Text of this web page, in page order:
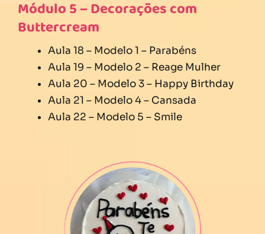
Módulo 5 – Decorações com
Buttercream
Aula 18 – Modelo 1 – Parabéns
Aula 19 – Modelo 2 – Reage Mulher
Aula 20 – Modelo 3 – Happy Birthday
Aula 21 – Modelo 4 – Cansada
Aula 22 – Modelo 5 – Smile